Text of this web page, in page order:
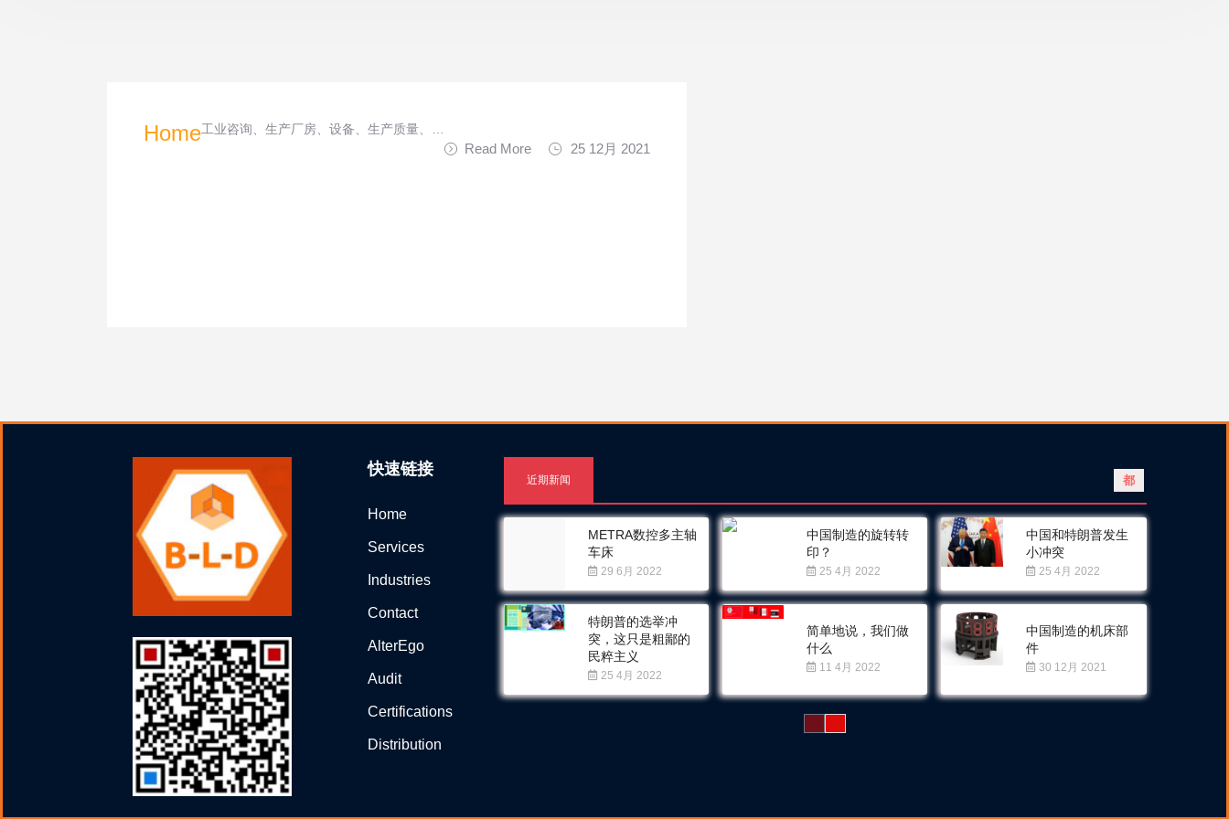
Home工业咨询、生产厂房、设备、生产质量、…
Read More 25 12月 2021
快速链接
Home
Services
Industries
Contact
AlterEgo
Audit
Certifications
Distribution
近期新闻 都
METRA数控多主轴
车床
29 6月 2022
中国制造的旋转转
印？
25 4月 2022
中国和特朗普发生
小冲突
25 4月 2022
特朗普的选举冲
突，这只是粗鄙的
民粹主义
25 4月 2022
简单地说，我们做
什么
11 4月 2022
中国制造的机床部
件
30 12月 2021